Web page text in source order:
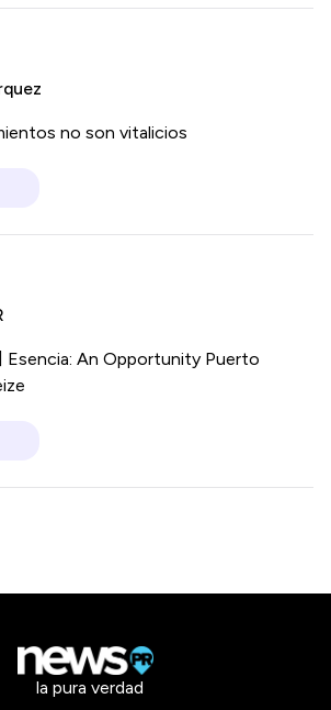
no son vitalicios
Esencia: An Opportunity Puerto
la pura verdad